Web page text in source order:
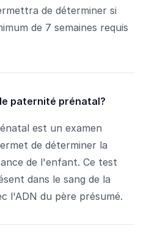
de déterminer si
de 7 semaines requis
paternité prénatal?
est un examen
de déterminer la
de l'enfant. Ce test
dans le sang de la
l'ADN du père présumé.